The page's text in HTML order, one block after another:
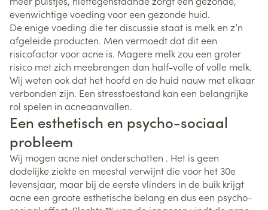
evenwichtige voeding voor een gezonde huid.
De enige voeding die ter discussie staat is melk en z’n
afgeleide producten. Men vermoedt dat dit een
risicofactor voor acne is. Magere melk zou een groter
risico met zich meebrengen dan half-volle of volle melk.
Wij weten ook dat het hoofd en de huid nauw met elkaar
verbonden zijn. Een stresstoestand kan een belangrijke
rol spelen in acneaanvallen.
Een esthetisch en psycho-sociaal
probleem
Wij mogen acne niet onderschatten . Het is geen
dodelijke ziekte en meestal verwijnt die voor het 30e
levensjaar, maar bij de eerste vlinders in de buik krijgt
acne een groote esthetische belang en dus een psycho-